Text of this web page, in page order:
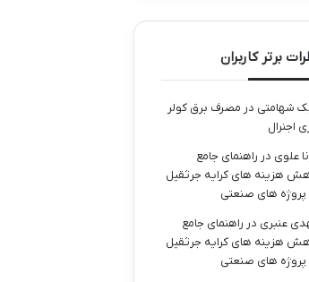
برتر کاربران
شهامتی در مصرف برق کولر
اجنرال
علوی در راهنمای جامع
هزینه های کرایه جرثقیل
پروژه های صنعتی
عنبری در راهنمای جامع
هزینه های کرایه جرثقیل
پروژه های صنعتی